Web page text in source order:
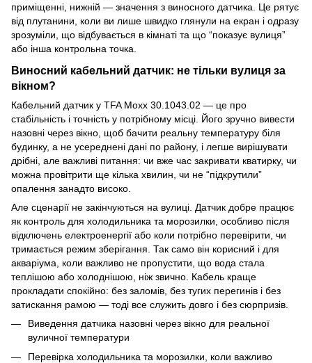
приміщенні, нижній — значення з виносного датчика. Це рятує
від плутанини, коли ви лише швидко глянули на екран і одразу
зрозуміли, що відбувається в кімнаті та що “показує вулиця”
або інша контрольна точка.
Виносний кабельний датчик: не тільки вулиця за
вікном?
Кабельний датчик у TFA Moxx 30.1043.02 — це про
стабільність і точність у потрібному місці. Його зручно вивести
назовні через вікно, щоб бачити реальну температуру біля
будинку, а не усереднені дані по району, і легше вирішувати
дрібні, але важливі питання: чи вже час закривати кватирку, чи
можна провітрити ще кілька хвилин, чи не “підкрутили”
опалення занадто високо.
Але сценарії не закінчуються на вулиці. Датчик добре працює
як контроль для холодильника та морозилки, особливо після
відключень електроенергії або коли потрібно перевірити, чи
тримається режим зберігання. Так само він корисний і для
акваріума, коли важливо не пропустити, що вода стала
теплішою або холоднішою, ніж звично. Кабель краще
прокладати спокійно: без заломів, без тугих перегинів і без
затискання рамою — тоді все служить довго і без сюрпризів.
Виведення датчика назовні через вікно для реальної
вуличної температури
Перевірка холодильника та морозилки, коли важливо